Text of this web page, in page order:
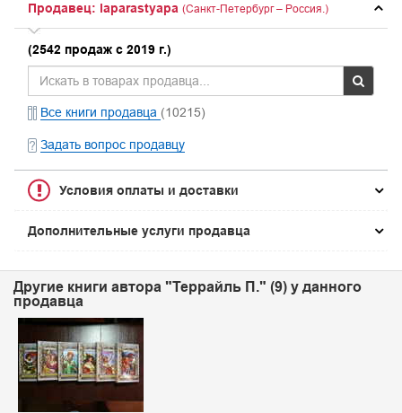
Продавец: laparastyapa (Санкт-Петербург – Россия.)
(2542 продаж с 2019 г.)
Все книги продавца (10215)
Задать вопрос продавцу
Условия оплаты и доставки
Дополнительные услуги продавца
Другие книги автора "Террайль П." (9) у данного
продавца